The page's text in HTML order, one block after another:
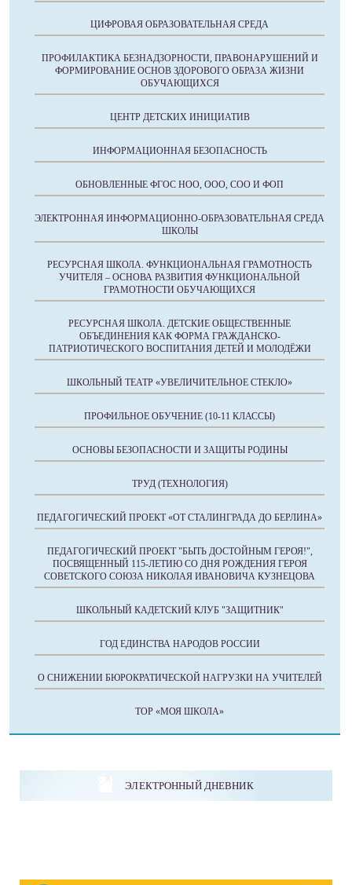
ЦИФРОВАЯ ОБРАЗОВАТЕЛЬНАЯ СРЕДА
ПРОФИЛАКТИКА БЕЗНАДЗОРНОСТИ, ПРАВОНАРУШЕНИЙ И
ФОРМИРОВАНИЕ ОСНОВ ЗДОРОВОГО ОБРАЗА ЖИЗНИ
ОБУЧАЮЩИХСЯ
ЦЕНТР ДЕТСКИХ ИНИЦИАТИВ
ИНФОРМАЦИОННАЯ БЕЗОПАСНОСТЬ
ОБНОВЛЕННЫЕ ФГОС НОО, ООО, СОО И ФОП
ЭЛЕКТРОННАЯ ИНФОРМАЦИОННО-ОБРАЗОВАТЕЛЬНАЯ СРЕДА
ШКОЛЫ
РЕСУРСНАЯ ШКОЛА. ФУНКЦИОНАЛЬНАЯ ГРАМОТНОСТЬ
УЧИТЕЛЯ – ОСНОВА РАЗВИТИЯ ФУНКЦИОНАЛЬНОЙ
ГРАМОТНОСТИ ОБУЧАЮЩИХСЯ
РЕСУРСНАЯ ШКОЛА. ДЕТСКИЕ ОБЩЕСТВЕННЫЕ
ОБЪЕДИНЕНИЯ КАК ФОРМА ГРАЖДАНСКО-
ПАТРИОТИЧЕСКОГО ВОСПИТАНИЯ ДЕТЕЙ И МОЛОДЁЖИ
ШКОЛЬНЫЙ ТЕАТР «УВЕЛИЧИТЕЛЬНОЕ СТЕКЛО»
ПРОФИЛЬНОЕ ОБУЧЕНИЕ (10-11 КЛАССЫ)
ОСНОВЫ БЕЗОПАСНОСТИ И ЗАЩИТЫ РОДИНЫ
ТРУД (ТЕХНОЛОГИЯ)
ПЕДАГОГИЧЕСКИЙ ПРОЕКТ «ОТ СТАЛИНГРАДА ДО БЕРЛИНА»
ПЕДАГОГИЧЕСКИЙ ПРОЕКТ "БЫТЬ ДОСТОЙНЫМ ГЕРОЯ!",
ПОСВЯЩЕННЫЙ 115-ЛЕТИЮ СО ДНЯ РОЖДЕНИЯ ГЕРОЯ
СОВЕТСКОГО СОЮЗА НИКОЛАЯ ИВАНОВИЧА КУЗНЕЦОВА
ШКОЛЬНЫЙ КАДЕТСКИЙ КЛУБ "ЗАЩИТНИК"
ГОД ЕДИНСТВА НАРОДОВ РОССИИ
О СНИЖЕНИИ БЮРОКРАТИЧЕСКОЙ НАГРУЗКИ НА УЧИТЕЛЕЙ
ТОР «МОЯ ШКОЛА»
ЭЛЕКТРОННЫЙ ДНЕВНИК